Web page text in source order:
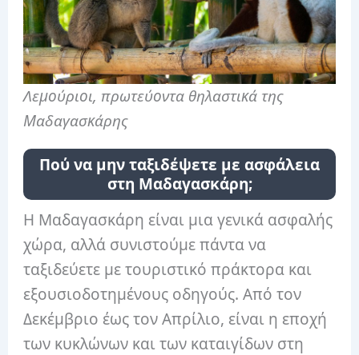
Λεμούριοι, πρωτεύοντα θηλαστικά της
Μαδαγασκάρης
Πού να μην ταξιδέψετε με ασφάλεια
στη Μαδαγασκάρη;
Η Μαδαγασκάρη είναι μια γενικά ασφαλής
χώρα, αλλά συνιστούμε πάντα να
ταξιδεύετε με τουριστικό πράκτορα και
εξουσιοδοτημένους οδηγούς. Από τον
Δεκέμβριο έως τον Απρίλιο, είναι η εποχή
των κυκλώνων και των καταιγίδων στη